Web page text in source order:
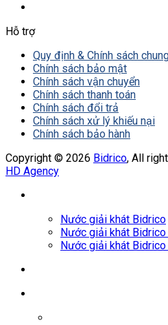
Hỗ trợ
Quy định & Chính sách
Chính sách bảo mật
Chính sách vận chuyển
Chính sách thanh toán
Chính sách đổi trả
Chính sách xử lý khiếu nại
Chính sách bảo hành
Copyright © 2026 Bidrico, All
HD Agency
Nước giải khát Bidrico
Nước giải khát Bidrico
Nước giải khát Bidrico